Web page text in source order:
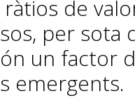
ràtios de
per sota
un factor
emergents.